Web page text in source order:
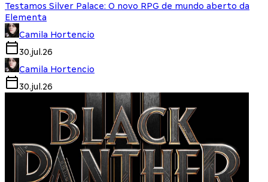
Testamos Silver Palace: O novo RPG de mundo aberto da
Elementa
Camila Hortencio
30.jul.26
Camila Hortencio
30.jul.26